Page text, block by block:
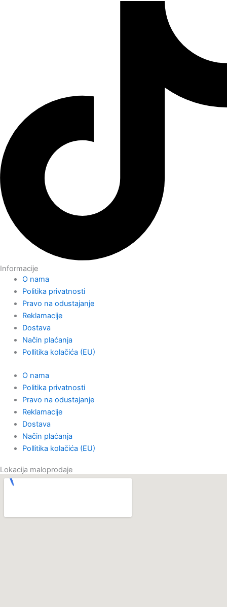
Informacije
O nama
Politika privatnosti
Pravo na odustajanje
Reklamacije
Dostava
Način plaćanja
Pollitika kolačića (EU)
O nama
Politika privatnosti
Pravo na odustajanje
Reklamacije
Dostava
Način plaćanja
Pollitika kolačića (EU)
Lokacija maloprodaje